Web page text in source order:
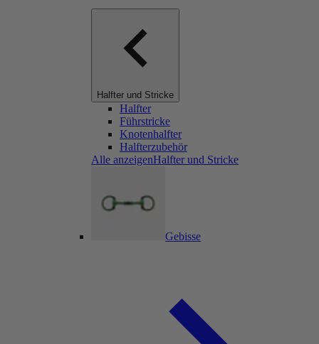
Halfter und Stricke
Halfter
Führstricke
Knotenhalfter
Halfterzubehör
Alle anzeigenHalfter und Stricke
Gebisse